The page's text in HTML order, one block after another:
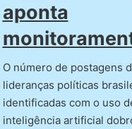
aponta
O número de postagens
lideranças políticas
identificadas com o uso
inteligência artificial